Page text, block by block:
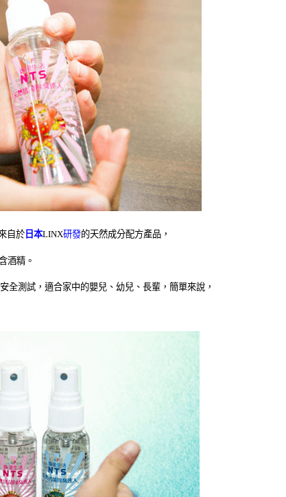
自於 日本LINX研發的天然成分配方產品，
酒精。
全測試，適合家中的嬰兒、幼兒、長輩，簡單來說，